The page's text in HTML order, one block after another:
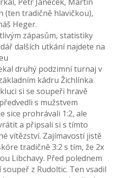
Petr Janeček, Martin
(ten tradičně hlavičkou),
Heger.
zápasům, statistiky
dalších utkání najdete na
druhý podzimní turnaj v
kádru Žichlínka
si se soupeři hravě
s mužstvem
sice prohrávali 1:2, ale
a připsali si s tímto
vítězství. Zajímavostí jistě
tradičně 3:2 s tím, že 2x
Libchavy. Před polednem
z Rudoltic. Ten vsadil